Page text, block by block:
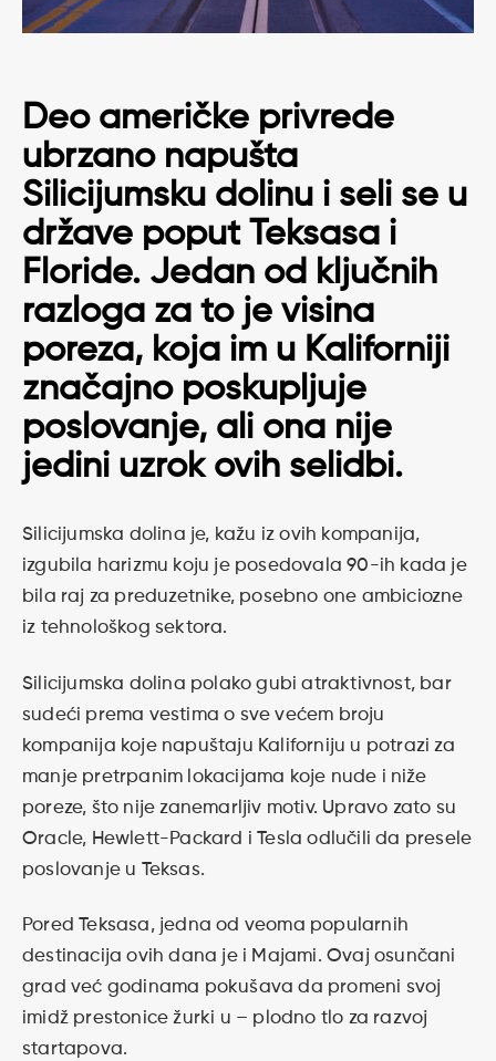
Deo američke privrede
ubrzano napušta
Silicijumsku dolinu i seli se u
države poput Teksasa i
Floride. Jedan od ključnih
razloga za to je visina
poreza, koja im u Kaliforniji
značajno poskupljuje
poslovanje, ali ona nije
jedini uzrok ovih selidbi.
Silicijumska dolina je, kažu iz ovih kompanija,
izgubila harizmu koju je posedovala 90-ih kada je
bila raj za preduzetnike, posebno one ambiciozne
iz tehnološkog sektora.
Silicijumska dolina polako gubi atraktivnost, bar
sudeći prema vestima o sve većem broju
kompanija koje napuštaju Kaliforniju u potrazi za
manje pretrpanim lokacijama koje nude i niže
poreze, što nije zanemarljiv motiv. Upravo zato su
Oracle, Hewlett-Packard i Tesla odlučili da presele
poslovanje u Teksas.
Pored Teksasa, jedna od veoma popularnih
destinacija ovih dana je i Majami. Ovaj osunčani
grad već godinama pokušava da promeni svoj
imidž prestonice žurki u – plodno tlo za razvoj
startapova.